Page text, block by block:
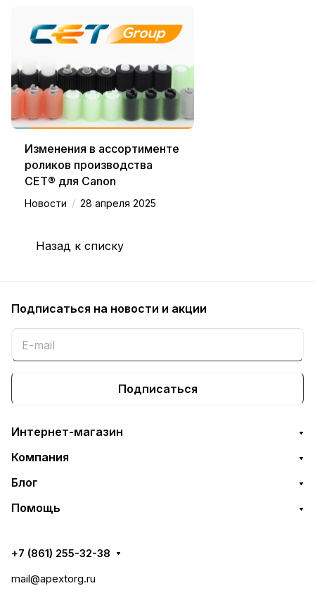
Изменения в ассортименте
роликов производства
СЕТ® для Canon
Новости / 28 апреля 2025
Назад к списку
Подписаться на новости и акции
Подписаться
Интернет-магазин
Компания
Блог
Помощь
+7 (861) 255-32-38
mail@apextorg.ru